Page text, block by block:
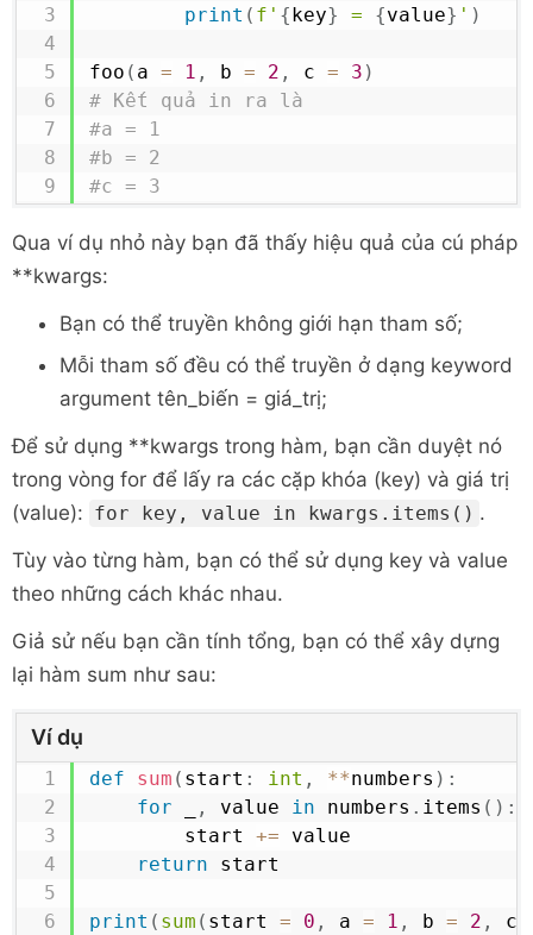
print ( f' {key} = {value} ' )
foo ( a = 1 , b = 2 , c = 3 )
# Kết quả in ra là
#a = 1
#b = 2
#c = 3
Qua ví dụ nhỏ này bạn đã thấy hiệu quả của cú pháp
**kwargs:
Bạn có thể truyền không giới hạn tham số;
Mỗi tham số đều có thể truyền ở dạng keyword
argument tên_biến = giá_trị;
Để sử dụng **kwargs trong hàm, bạn cần duyệt nó
trong vòng for để lấy ra các cặp khóa (key) và giá trị
(value): for key, value in kwargs.items() .
Tùy vào từng hàm, bạn có thể sử dụng key và value
theo những cách khác nhau.
Giả sử nếu bạn cần tính tổng, bạn có thể xây dựng
lại hàm sum như sau:
Ví dụ
def sum ( start : int , **numbers ) :
for
, value in numbers . items ( ) :
        start
+= value
return start
print ( sum ( start = 0 , a = 1 , b = 2 , c